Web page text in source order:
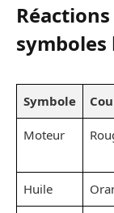
Symbole
Moteur
Huile